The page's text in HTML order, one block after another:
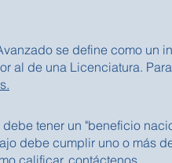
se define como un
al de una Licenciatura.
tener un "beneficio
debe cumplir uno o más
calificar, contáctenos.